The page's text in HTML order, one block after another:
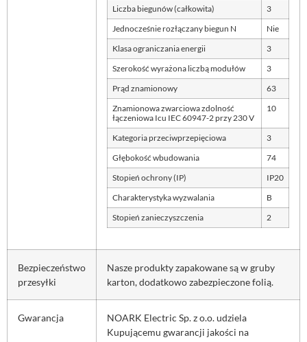
Liczba biegunów (całkowita) 3
Jednocześnie rozłączany biegun N Nie
Klasa ograniczania energii 3
Szerokość wyrażona liczbą modułów 3
Prąd znamionowy 63
Znamionowa zwarciowa zdolność
łączeniowa Icu IEC 60947-2 przy 230 V
10
Kategoria przeciwprzepięciowa 3
Głębokość wbudowania 74
Stopień ochrony (IP) IP20
Charakterystyka wyzwalania B
Stopień zanieczyszczenia 2
Bezpieczeństwo
przesyłki
Nasze produkty zapakowane są w gruby
karton, dodatkowo zabezpieczone folią.
Gwarancja
NOARK Electric Sp. z o.o. udziela
Kupującemu gwarancji jakości na